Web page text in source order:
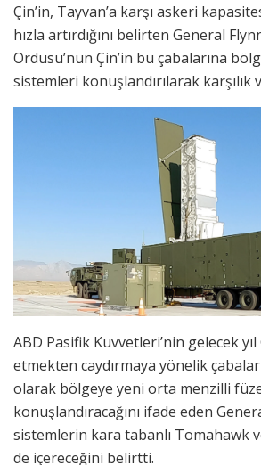
Çin’in, Tayvan’a karşı askeri
hızla artırdığını belirten General
Ordusu’nun Çin’in bu çabalarına
sistemleri konuşlandırılarak karşılık
ABD Pasifik Kuvvetleri’nin gelecek yıl
etmekten caydırmaya yönelik
olarak bölgeye yeni orta menzilli
konuşlandıracağını ifade eden
sistemlerin kara tabanlı Tomahawk
de içereceğini belirtti.